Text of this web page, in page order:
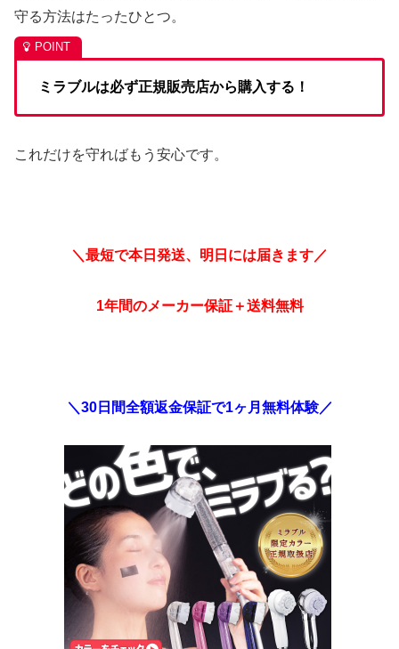
守る方法はたったひとつ。
ミラブルは必ず正規販売店から購入する！
これだけを守ればもう安心です。
＼最短で本日発送、明日には届きます／
1年間のメーカー保証＋送料無料
＼30日間全額返金保証で1ヶ月無料体験／